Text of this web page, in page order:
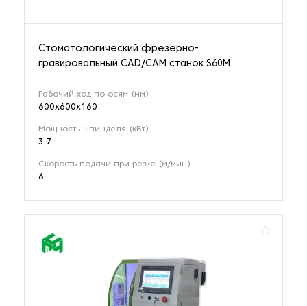
Стоматологический фрезерно-
гравировальный CAD/CAM станок S60M
Рабочий ход по осям (мм)
600х600х160
Мощность шпинделя (кВт)
3.7
Скорость подачи при резке (м/мин)
6